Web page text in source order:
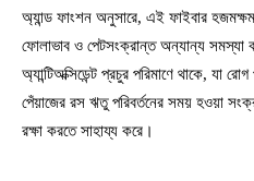
অ্যান্ড ফাংশন অনুসারে, এই ফাইবার
ফোলাভাব ও পেটসংক্রান্ত অন্যান্য সমস্যা
অ্যান্টিঅক্সিডেন্ট প্রচুর পরিমাণে থাকে, যা
পেঁয়াজের রস ঋতু পরিবর্তনের সময় হওয়া
রক্ষা করতে সাহায্য করে।